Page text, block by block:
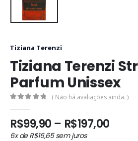
Tiziana Terenzi
Tiziana Terenzi
Parfum Unissex
( Não há avaliações ainda. )
R$99,90 – R$197,00
6x deR$16,65sem juros